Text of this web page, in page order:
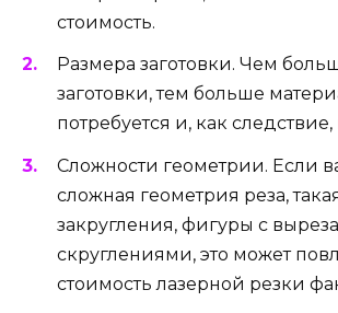
стоимость.
Размера заготовки. Чем
заготовки, тем больше
потребуется и, как
Сложности геометрии. Если
сложная геометрия реза,
закругления, фигуры с
скруглениями, это может
стоимость лазерной резки